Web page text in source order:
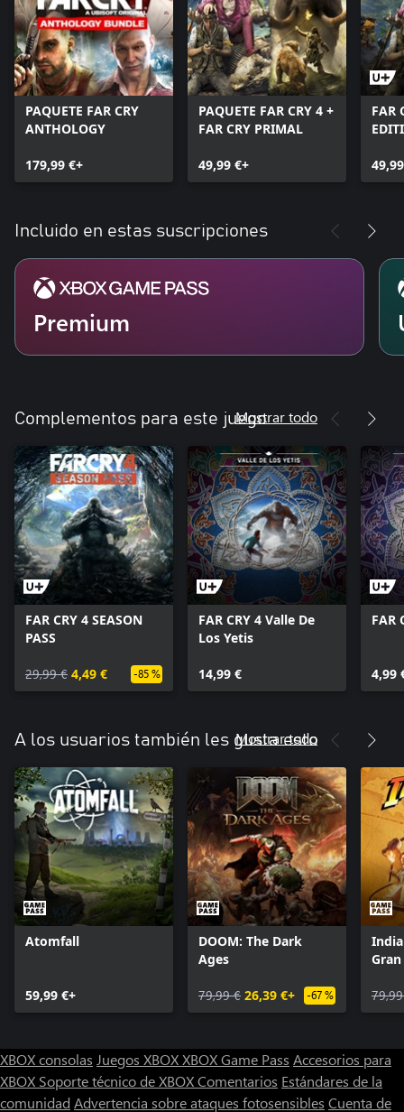
PAQUETE FAR CRY
ANTHOLOGY
179,99 €+
PAQUETE FAR CRY 4 +
FAR CRY PRIMAL
49,99 €+
FAR
Incluido en estas suscripciones
Premium
Complementos para este juegoMostrar todo
FAR CRY 4 SEASON
PASS
29,99 € 4,49 € -85 %
FAR CRY 4 Valle De
Los Yetis
14,99 €
FAR
4,99
A los usuarios también les gusta esto
Mostrar todo
Atomfall
59,99 €+
DOOM: The Dark
Ages
79,99 € 26,39 €+ -67 %
XBOX consolas Juegos XBOXXBOX Game Pass Accesorios para
XBOX Soporte técnico de XBOXComentarios Estándares de la
comunidad Advertencia sobre ataques fotosensibles Cuenta de